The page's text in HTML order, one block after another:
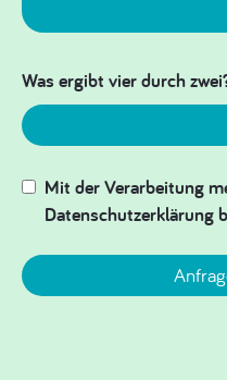
Was ergibt vier durch
Mit der Verarbeitung
Datenschutzerklärung